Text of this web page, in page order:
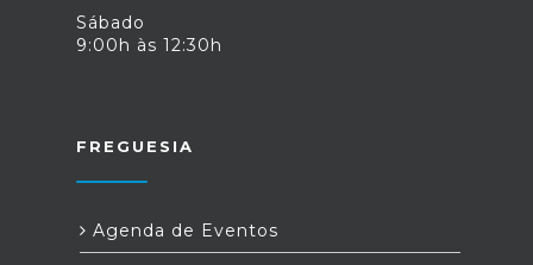
Sábado
9:00h às 12:30h
FREGUESIA
Agenda de Eventos